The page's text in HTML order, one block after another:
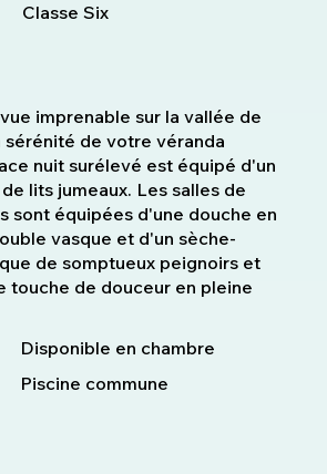
Classe Six
imprenable sur la vallée de
sérénité de votre véranda
nuit surélevé est équipé d'un
lits jumeaux. Les salles de
sont équipées d'une douche en
vasque et d'un sèche-
de somptueux peignoirs et
touche de douceur en pleine
Disponible en chambre
Piscine commune